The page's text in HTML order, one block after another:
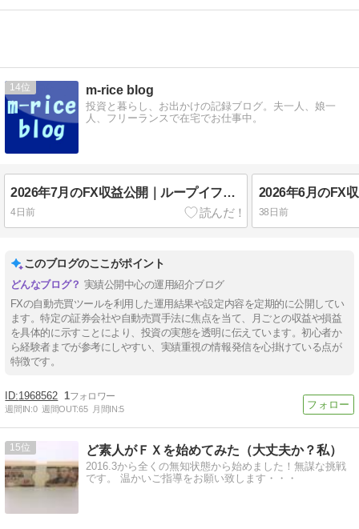
14 m-rice blog
投資と暮らし、お出かけの記録ブログ。夫一人、娘一
人、フリーランスで在宅でお仕事中。
2026年7月のFX収益公開｜ループイフダン（ドル円）の運用結果
4日前 38日前
このブログのここがポイント
実績公開中心の運用紹介ブログ
FXの自動売買ツールを利用した運用結果や設定内容を定期的に公開してい
ます。特定の証券会社や自動売買手法に焦点を当て、月ごとの収益や損益
を具体的に示すことにより、投資の実態を透明に伝えています。初心者か
ら経験者までが参考にしやすい、実績重視の情報発信を心掛けている点が
特徴です。
1968562 1
週間IN:0 週間OUT:65 月間IN:5
15 ど素人がＦＸを始めてみた（大丈夫か？私）
2016.3から全くの無知状態から始めました！無謀な挑戦
です。 温かいご指導をお願い致します・・・